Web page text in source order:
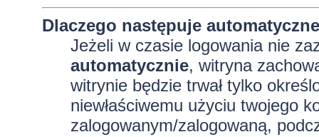
Dlaczego następuje
Jeżeli w czasie logowania nie
automatycznie, witryna
witrynie będzie trwał tylko
niewłaściwemu użyciu twojego
zalogowanym/zalogowaną,